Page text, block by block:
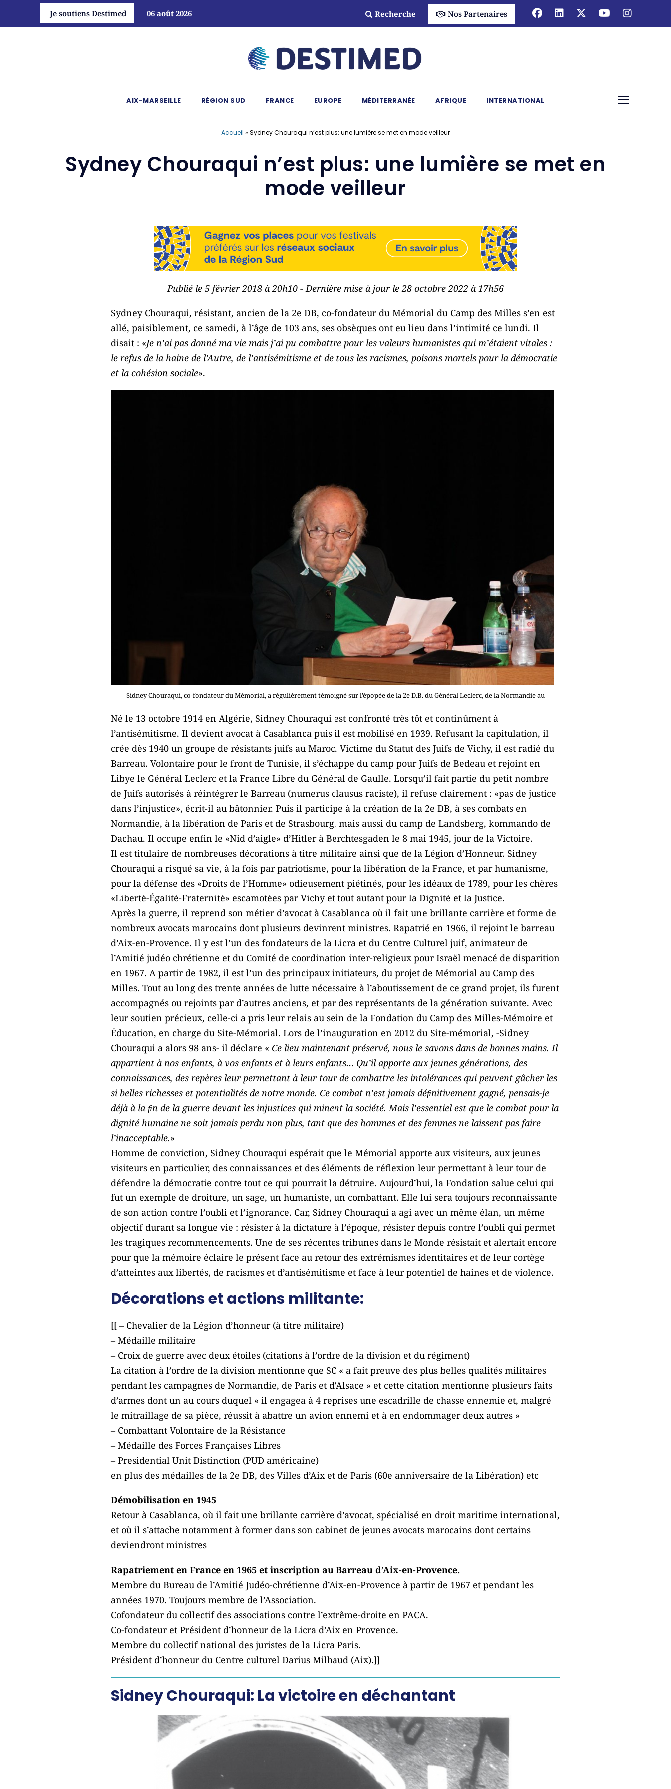
Je soutiens Destimed 06 août 2026 Recherche Nos Partenaires
AIX-MARSEILLE RÉGION SUD FRANCE EUROPE MÉDITERRANÉE AFRIQUE INTERNATIONAL
Accueil » Sydney Chouraqui n’est plus: une lumière se met en mode veilleur
Sydney Chouraqui n’est plus: une lumière se met en
mode veilleur
Publié le 5 février 2018 à 20h10 - Dernière mise à jour le 28 octobre 2022 à 17h56
Sydney Chouraqui, résistant, ancien de la 2e DB, co-fondateur du Mémorial du Camp des Milles s’en est
allé, paisiblement, ce samedi, à l’âge de 103 ans, ses obsèques ont eu lieu dans l’intimité ce lundi. Il
disait : «Je n’ai pas donné ma vie mais j’ai pu combattre pour les valeurs humanistes qui m’étaient vitales :
le refus de la haine de l’Autre, de l’antisémitisme et de tous les racismes, poisons mortels pour la démocratie
et la cohésion sociale».
Sidney Chouraqui, co-fondateur du Mémorial, a régulièrement témoigné sur l’épopée de la 2e D.B. du Général Leclerc, de la Normandie au
Né le 13 octobre 1914 en Algérie, Sidney Chouraqui est confronté très tôt et continûment à
l’antisémitisme. Il devient avocat à Casablanca puis il est mobilisé en 1939. Refusant la capitulation, il
crée dès 1940 un groupe de résistants juifs au Maroc. Victime du Statut des Juifs de Vichy, il est radié du
Barreau. Volontaire pour le front de Tunisie, il s’échappe du camp pour Juifs de Bedeau et rejoint en
Libye le Général Leclerc et la France Libre du Général de Gaulle. Lorsqu’il fait partie du petit nombre
de Juifs autorisés à réintégrer le Barreau (numerus clausus raciste), il refuse clairement : «pas de justice
dans l’injustice», écrit-il au bâtonnier. Puis il participe à la création de la 2e DB, à ses combats en
Normandie, à la libération de Paris et de Strasbourg, mais aussi du camp de Landsberg, kommando de
Dachau. Il occupe enfin le «Nid d’aigle» d’Hitler à Berchtesgaden le 8 mai 1945, jour de la Victoire.
Il est titulaire de nombreuses décorations à titre militaire ainsi que de la Légion d’Honneur. Sidney
Chouraqui a risqué sa vie, à la fois par patriotisme, pour la libération de la France, et par humanisme,
pour la défense des «Droits de l’Homme» odieusement piétinés, pour les idéaux de 1789, pour les chères
«Liberté-Égalité-Fraternité» escamotées par Vichy et tout autant pour la Dignité et la Justice.
Après la guerre, il reprend son métier d’avocat à Casablanca où il fait une brillante carrière et forme de
nombreux avocats marocains dont plusieurs devinrent ministres. Rapatrié en 1966, il rejoint le barreau
d’Aix-en-Provence. Il y est l’un des fondateurs de la Licra et du Centre Culturel juif, animateur de
l’Amitié judéo chrétienne et du Comité de coordination inter-religieux pour Israël menacé de disparition
en 1967. A partir de 1982, il est l’un des principaux initiateurs, du projet de Mémorial au Camp des
Milles. Tout au long des trente années de lutte nécessaire à l’aboutissement de ce grand projet, ils furent
accompagnés ou rejoints par d’autres anciens, et par des représentants de la génération suivante. Avec
leur soutien précieux, celle-ci a pris leur relais au sein de la Fondation du Camp des Milles-Mémoire et
Éducation, en charge du Site-Mémorial. Lors de l’inauguration en 2012 du Site-mémorial, -Sidney
Chouraqui a alors 98 ans- il déclare « Ce lieu maintenant préservé, nous le savons dans de bonnes mains. Il
appartient à nos enfants, à vos enfants et à leurs enfants… Qu’il apporte aux jeunes générations, des
connaissances, des repères leur permettant à leur tour de combattre les intolérances qui peuvent gâcher les
si belles richesses et potentialités de notre monde. Ce combat n’est jamais déﬁnitivement gagné, pensais-je
déjà à la ﬁn de la guerre devant les injustices qui minent la société. Mais l’essentiel est que le combat pour la
dignité humaine ne soit jamais perdu non plus, tant que des hommes et des femmes ne laissent pas faire
l’inacceptable.»
Homme de conviction, Sidney Chouraqui espérait que le Mémorial apporte aux visiteurs, aux jeunes
visiteurs en particulier, des connaissances et des éléments de réflexion leur permettant à leur tour de
défendre la démocratie contre tout ce qui pourrait la détruire. Aujourd’hui, la Fondation salue celui qui
fut un exemple de droiture, un sage, un humaniste, un combattant. Elle lui sera toujours reconnaissante
de son action contre l’oubli et l’ignorance. Car, Sidney Chouraqui a agi avec un même élan, un même
objectif durant sa longue vie : résister à la dictature à l’époque, résister depuis contre l’oubli qui permet
les tragiques recommencements. Une de ses récentes tribunes dans le Monde résistait et alertait encore
pour que la mémoire éclaire le présent face au retour des extrémismes identitaires et de leur cortège
d’atteintes aux libertés, de racismes et d’antisémitisme et face à leur potentiel de haines et de violence.
Décorations et actions militante:
[[ – Chevalier de la Légion d’honneur (à titre militaire)
– Médaille militaire
– Croix de guerre avec deux étoiles (citations à l’ordre de la division et du régiment)
La citation à l’ordre de la division mentionne que SC « a fait preuve des plus belles qualités militaires
pendant les campagnes de Normandie, de Paris et d’Alsace » et cette citation mentionne plusieurs faits
d’armes dont un au cours duquel « il engagea à 4 reprises une escadrille de chasse ennemie et, malgré
le mitraillage de sa pièce, réussit à abattre un avion ennemi et à en endommager deux autres »
– Combattant Volontaire de la Résistance
– Médaille des Forces Françaises Libres
– Presidential Unit Distinction (PUD américaine)
en plus des médailles de la 2e DB, des Villes d’Aix et de Paris (60e anniversaire de la Libération) etc
Démobilisation en 1945
Retour à Casablanca, où il fait une brillante carrière d’avocat, spécialisé en droit maritime international,
et où il s’attache notamment à former dans son cabinet de jeunes avocats marocains dont certains
deviendront ministres
Rapatriement en France en 1965 et inscription au Barreau d’Aix-en-Provence.
Membre du Bureau de l’Amitié Judéo-chrétienne d’Aix-en-Provence à partir de 1967 et pendant les
années 1970. Toujours membre de l’Association.
Cofondateur du collectif des associations contre l’extrême-droite en PACA.
Co-fondateur et Président d’honneur de la Licra d’Aix en Provence.
Membre du collectif national des juristes de la Licra Paris.
Président d’honneur du Centre culturel Darius Milhaud (Aix).]]
Sidney Chouraqui: La victoire en déchantant